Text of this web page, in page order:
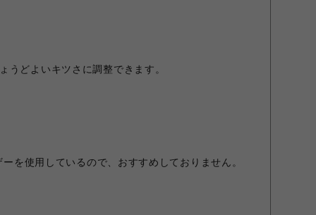
うどよいキツさに調整できます。
を使用しているので、おすすめしておりません。